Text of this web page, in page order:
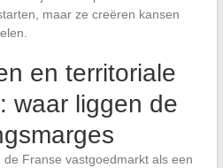
maar ze creëren kansen
en territoriale
waar liggen de
Franse vastgoedmarkt als een